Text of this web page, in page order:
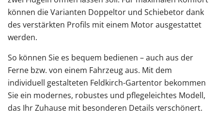
können die Varianten Doppeltor und Schiebetor dank
des verstärkten Profils mit einem Motor ausgestattet
werden.
So können Sie es bequem bedienen – auch aus der
Ferne bzw. von einem Fahrzeug aus. Mit dem
individuell gestalteten Feldkirch-Gartentor bekommen
Sie ein modernes, robustes und pflegeleichtes Modell,
das Ihr Zuhause mit besonderen Details verschönert.